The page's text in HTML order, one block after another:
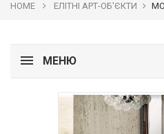
HOME ЕЛІТНІ АРТ-ОБ'ЄКТИ
МЕНЮ